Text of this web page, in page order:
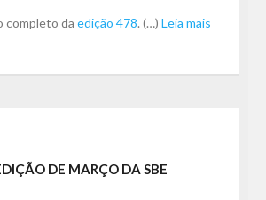
completo da edição 478. (…) Leia mais
DE MARÇO DA SBE